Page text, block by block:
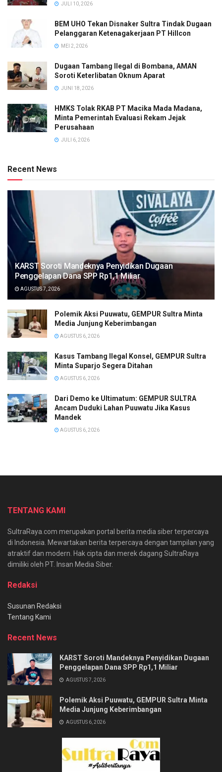
JULI 10, 2026
BEM UHO Tekan Disnaker Sultra Tindak Dugaan
Pelanggaran Ketenagakerjaan PT Hillcon
MEI 2, 2026
Dugaan Tambang Ilegal di Bombana, AMAN
Soroti Keterlibatan Oknum Aparat
JUNI 18, 2026
HMKS Tolak RKAB PT Macika Mada Madana,
Minta Pemerintah Evaluasi Rekam Jejak
Perusahaan
JULI 6, 2026
Recent News
KARST Soroti Mandeknya Penyidikan Dugaan
Penggelapan Dana SPP Rp1,1 Miliar
AGUSTUS 7, 2026
Polemik Aksi Puuwatu, GEMPUR Sultra Minta
Media Junjung Keberimbangan
AGUSTUS 6, 2026
Kasus Tambang Ilegal Konsel, GEMPUR Sultra
Minta Suparjo Segera Ditahan
AGUSTUS 6, 2026
Dari Demo ke Ultimatum: GEMPUR SULTRA
Ancam Duduki Lahan Puuwatu Jika Kasus
Mandek
AGUSTUS 6, 2026
TENTANG KAMI
SultraRaya.com merupakan portal berita media siber terpercaya
di Indonesia. Mewartakan berita terpercaya dengan tampilan yang
atraktif dan modern. Hak cipta dan merek dagang SultraRaya
dimiliki oleh PT. Insan Media Siber.
Redaksi
Susunan Redaksi
Tentang Kami
Recent News
KARST Soroti Mandeknya Penyidikan Dugaan
Penggelapan Dana SPP Rp1,1 Miliar
AGUSTUS 7, 2026
Polemik Aksi Puuwatu, GEMPUR Sultra Minta
Media Junjung Keberimbangan
AGUSTUS 6, 2026